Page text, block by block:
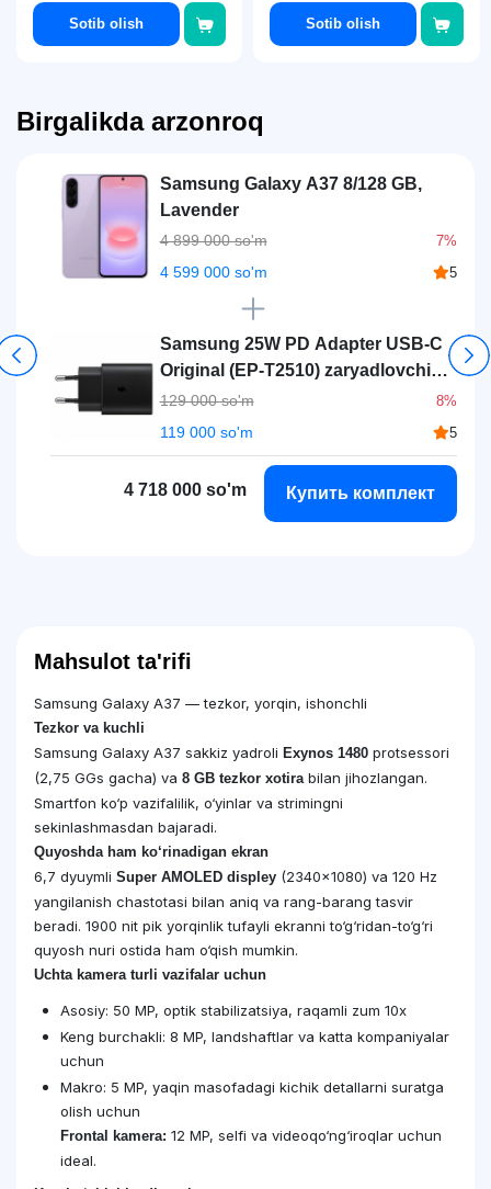
Sotib olish Sotib olish
Birgalikda arzonroq
Samsung Galaxy A37 8/128 GB,
Lavender
4 899 000 so'm 7%
4 599 000 so'm 5
Samsung 25W PD Adapter USB-C
Original (EP-T2510) zaryadlovchi
qurilmasi , Black
129 000 so'm 8%
119 000 so'm 5
4 718 000 so'm Купить комплект
Mahsulot ta'rifi
Samsung Galaxy A37 — tezkor, yorqin, ishonchli
Tezkor va kuchli
Samsung Galaxy A37 sakkiz yadroli Exynos 1480 protsessori
(2,75 GGs gacha) va 8 GB tezkor xotira bilan jihozlangan.
Smartfon ko‘p vazifalilik, o‘yinlar va strimingni
sekinlashmasdan bajaradi.
Quyoshda ham ko‘rinadigan ekran
6,7 dyuymli Super AMOLED displey (2340×1080) va 120 Hz
yangilanish chastotasi bilan aniq va rang-barang tasvir
beradi. 1900 nit pik yorqinlik tufayli ekranni to‘g‘ridan-to‘g‘ri
quyosh nuri ostida ham o‘qish mumkin.
Uchta kamera turli vazifalar uchun
Asosiy: 50 MP, optik stabilizatsiya, raqamli zum 10x
Keng burchakli: 8 MP, landshaftlar va katta kompaniyalar
uchun
Makro: 5 MP, yaqin masofadagi kichik detallarni suratga
olish uchun
Frontal kamera: 12 MP, selfi va videoqo‘ng‘iroqlar uchun
ideal.